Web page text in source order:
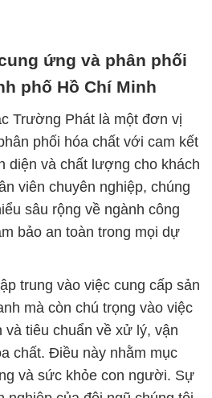
ứng và phân phối
phố Hồ Chí Minh
Trường Phát là một đơn vị
phối hóa chất với cam kết
diện và chất lượng cho khách
viên chuyên nghiệp, chúng
sâu rộng về ngành công
bảo an toàn trong mọi dự
trung vào việc cung cấp sản
mà còn chú trọng vào việc
và tiêu chuẩn về xử lý, vận
chất. Điều này nhằm mục
và sức khỏe con người. Sự